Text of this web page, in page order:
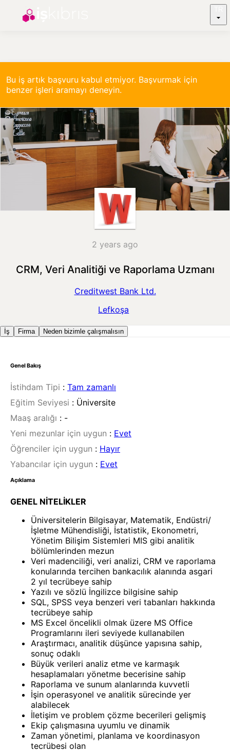
Bu iş artık başvuru kabul etmiyor. Başvurmak için
benzer işleri aramayı deneyin.
2 years ago
CRM, Veri Analitiği ve Raporlama Uzmanı
Creditwest Bank Ltd.
Lefkoşa
İş Firma Neden bizimle çalışmalısın
Genel Bakış
İstihdam Tipi : Tam zamanlı
Eğitim Seviyesi : Üniversite
Maaş aralığı : -
Yeni mezunlar için uygun : Evet
Öğrenciler için uygun : Hayır
Yabancılar için uygun : Evet
Açıklama
GENEL NİTELİKLER
Üniversitelerin Bilgisayar, Matematik, Endüstri/
İşletme Mühendisliği, İstatistik, Ekonometri,
Yönetim Bilişim Sistemleri MIS gibi analitik
bölümlerinden mezun
Veri madenciliği, veri analizi, CRM ve raporlama
konularında tercihen bankacılık alanında asgari
2 yıl tecrübeye sahip
Yazılı ve sözlü İngilizce bilgisine sahip
SQL, SPSS veya benzeri veri tabanları hakkında
tecrübeye sahip
MS Excel öncelikli olmak üzere MS Office
Programlarını ileri seviyede kullanabilen
Araştırmacı, analitik düşünce yapısına sahip,
sonuç odaklı
Büyük verileri analiz etme ve karmaşık
hesaplamaları yönetme becerisine sahip
Raporlama ve sunum alanlarında kuvvetli
İşin operasyonel ve analitik sürecinde yer
alabilecek
İletişim ve problem çözme becerileri gelişmiş
Ekip çalışmasına uyumlu ve dinamik
Zaman yönetimi, planlama ve koordinasyon
tecrübesi olan